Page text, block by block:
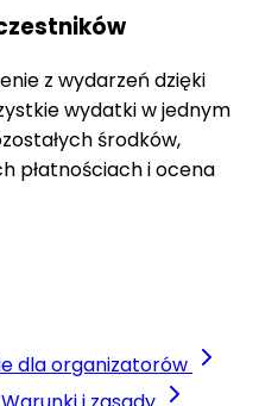
z wydarzeń dzięki
wydatki w jednym
środków,
płatnościach i ocena
dla organizatorów